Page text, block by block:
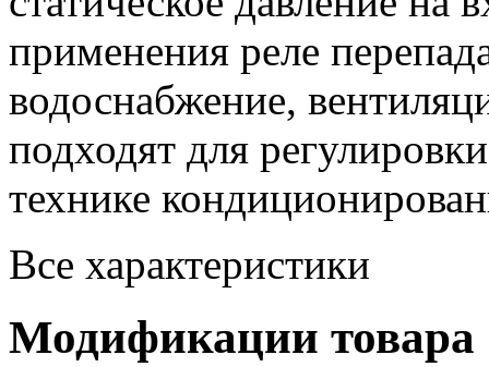
применения реле
водоснабжение,
подходят для
технике
Все характеристики
Модификации товара